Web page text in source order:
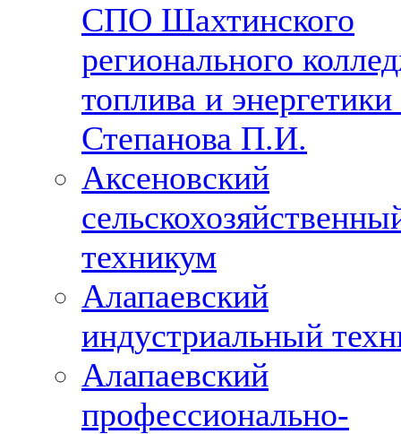
СПО Шахтинского
регионального
топлива и
Степанова П.И.
Аксеновский
техникум
Алапаевский
индустриальный
Алапаевский
профессионально-